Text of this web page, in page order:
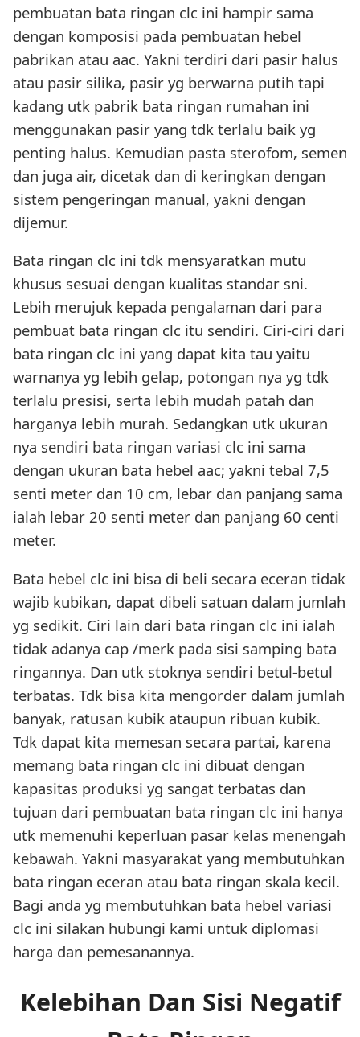
pembuatan bata ringan clc ini hampir sama
dengan komposisi pada pembuatan hebel
pabrikan atau aac. Yakni terdiri dari pasir halus
atau pasir silika, pasir yg berwarna putih tapi
kadang utk pabrik bata ringan rumahan ini
menggunakan pasir yang tdk terlalu baik yg
penting halus. Kemudian pasta sterofom, semen
dan juga air, dicetak dan di keringkan dengan
sistem pengeringan manual, yakni dengan
dijemur.
Bata ringan clc ini tdk mensyaratkan mutu
khusus sesuai dengan kualitas standar sni.
Lebih merujuk kepada pengalaman dari para
pembuat bata ringan clc itu sendiri. Ciri-ciri dari
bata ringan clc ini yang dapat kita tau yaitu
warnanya yg lebih gelap, potongan nya yg tdk
terlalu presisi, serta lebih mudah patah dan
harganya lebih murah. Sedangkan utk ukuran
nya sendiri bata ringan variasi clc ini sama
dengan ukuran bata hebel aac; yakni tebal 7,5
senti meter dan 10 cm, lebar dan panjang sama
ialah lebar 20 senti meter dan panjang 60 centi
meter.
Bata hebel clc ini bisa di beli secara eceran tidak
wajib kubikan, dapat dibeli satuan dalam jumlah
yg sedikit. Ciri lain dari bata ringan clc ini ialah
tidak adanya cap /merk pada sisi samping bata
ringannya. Dan utk stoknya sendiri betul-betul
terbatas. Tdk bisa kita mengorder dalam jumlah
banyak, ratusan kubik ataupun ribuan kubik.
Tdk dapat kita memesan secara partai, karena
memang bata ringan clc ini dibuat dengan
kapasitas produksi yg sangat terbatas dan
tujuan dari pembuatan bata ringan clc ini hanya
utk memenuhi keperluan pasar kelas menengah
kebawah. Yakni masyarakat yang membutuhkan
bata ringan eceran atau bata ringan skala kecil.
Bagi anda yg membutuhkan bata hebel variasi
clc ini silakan hubungi kami untuk diplomasi
harga dan pemesanannya.
Kelebihan Dan Sisi Negatif